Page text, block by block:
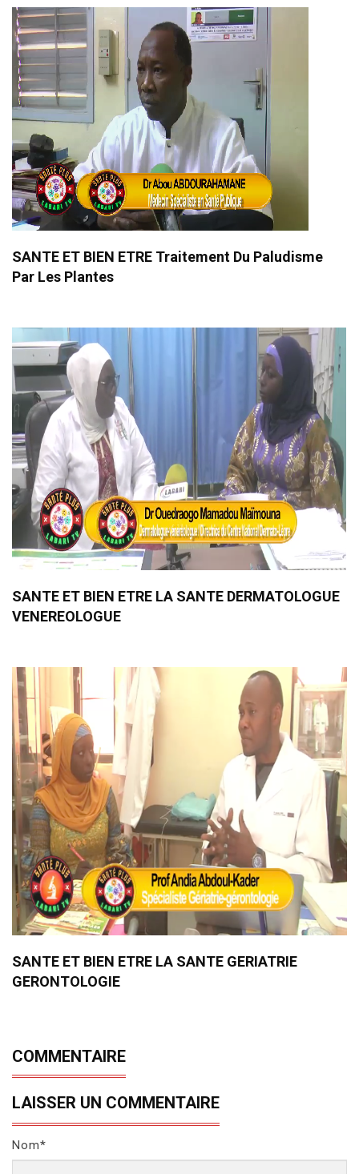
SANTE ET BIEN ETRE Traitement Du Paludisme
Par Les Plantes
SANTE ET BIEN ETRE LA SANTE DERMATOLOGUE
VENEREOLOGUE
SANTE ET BIEN ETRE LA SANTE GERIATRIE
GERONTOLOGIE
COMMENTAIRE
LAISSER UN COMMENTAIRE
Nom*